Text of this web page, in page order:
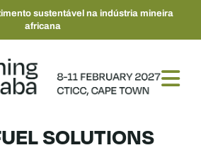
sustentável na indústria mineira
africana
SOLUTIONS